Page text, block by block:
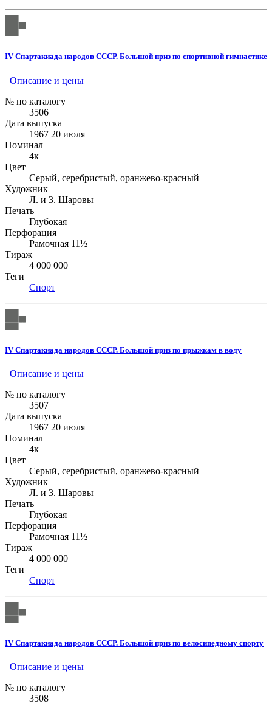
IV Спартакиада народов СССР. Большой приз по спортивной гимнастике
Описание и цены
№ по каталогу
3506
Дата выпуска
1967 20 июля
Номинал
4к
Цвет
Серый, серебристый, оранжево-красный
Художник
Л. и 3. Шаровы
Печать
Глубокая
Перфорация
Рамочная 11½
Тираж
4 000 000
Теги
Спорт
IV Спартакиада народов СССР. Большой приз по прыжкам в воду
Описание и цены
№ по каталогу
3507
Дата выпуска
1967 20 июля
Номинал
4к
Цвет
Серый, серебристый, оранжево-красный
Художник
Л. и 3. Шаровы
Печать
Глубокая
Перфорация
Рамочная 11½
Тираж
4 000 000
Теги
Спорт
IV Спартакиада народов СССР. Большой приз по велосипедному спорту
Описание и цены
№ по каталогу
3508